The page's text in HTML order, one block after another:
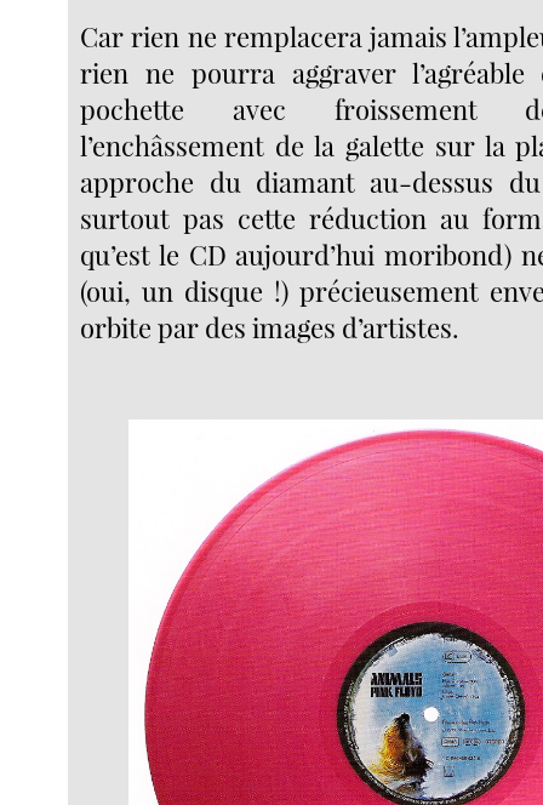
Car rien ne remplacera jamais
rien ne pourra aggraver l’agréable
pochette avec froissement
l’enchâssement de la galette sur la
approche du diamant au-dessus
surtout pas cette réduction au
qu’est le CD aujourd’hui moribond)
(oui, un disque !) précieusement
orbite par des images d’artistes.